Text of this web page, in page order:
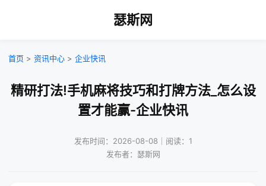
瑟斯网
首页 > 资讯中心 > 企业快讯
精研打法!手机麻将技巧和打牌方法_怎么设
置才能赢-企业快讯
发布时间：2026-08-08｜阅读：1
发布者：瑟斯网